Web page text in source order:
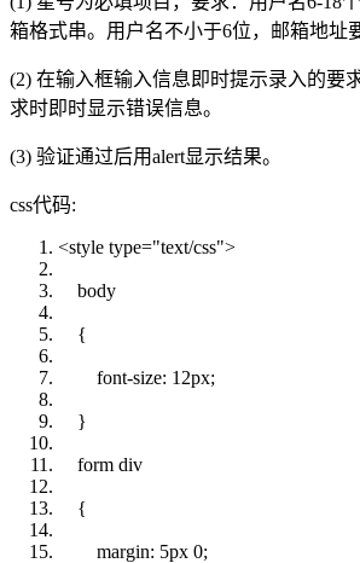
箱格式串。用户名不小于6位，邮箱地址
(2) 在输入框输入信息即时提示录入的要
求时即时显示错误信息。
(3) 验证通过后用alert显示结果。
css代码:
<style type="text/css">
body
{
font-size: 12px;
}
form div
{
margin: 5px 0;